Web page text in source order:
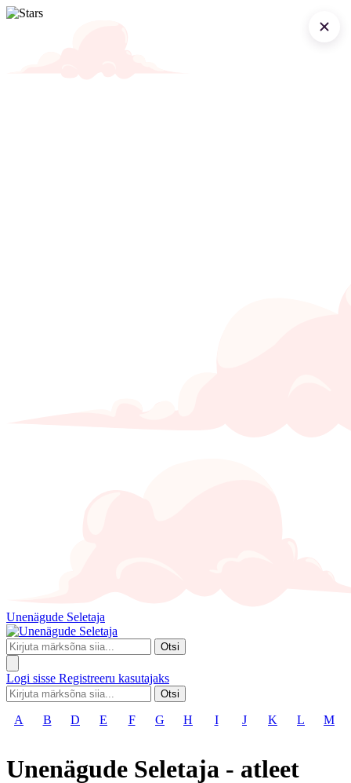
Unenägude Seletaja
Otsi
Logi sisse Registreeru kasutajaks
Otsi
A B D E F G H I J K L M
Unenägude Seletaja - atleet